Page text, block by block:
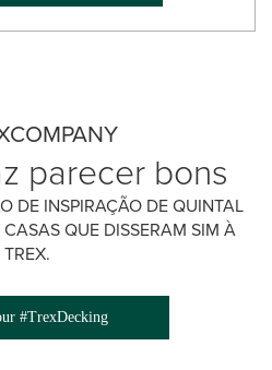
parecer bons
DE INSPIRAÇÃO DE QUINTAL
QUE DISSERAM SIM À
TREX.
#TrexDecking